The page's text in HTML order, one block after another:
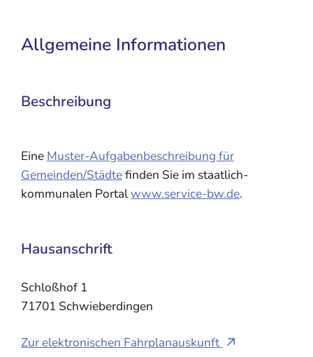
Allgemeine Informationen
Beschreibung
Eine Muster-Aufgabenbeschreibung für
Gemeinden/Städtefinden Sie im staatlich-
kommunalen Portalwww.service-bw.de.
Hausanschrift
Schloßhof 1
71701 Schwieberdingen
Zur elektronischen Fahrplanauskunft